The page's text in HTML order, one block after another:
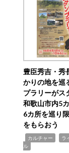
豊臣秀吉・秀
かりの地を巡
プラリーが
和歌山市内5
6カ所を巡り
をもらおう
カルチャー
ラ
ル